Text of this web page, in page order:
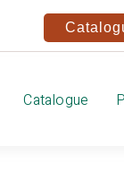
Catalogue